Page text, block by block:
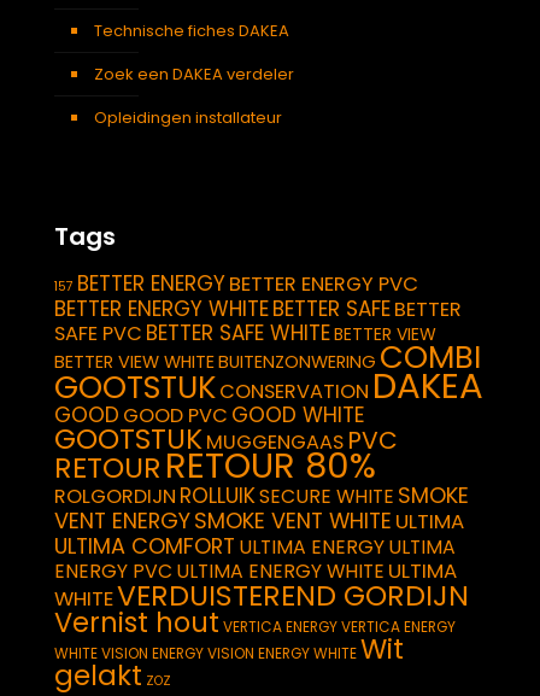
Technische fiches DAKEA
Zoek een DAKEA verdeler
Opleidingen installateur
Tags
157 BETTER ENERGYBETTER ENERGY PVC
BETTER ENERGY WHITEBETTER SAFEBETTER
SAFE PVC BETTER SAFE WHITEBETTER VIEW
BETTER VIEW WHITEBUITENZONWERING COMBI
GOOTSTUKCONSERVATION DAKEA
GOOD GOOD PVC GOOD WHITE
GOOTSTUKMUGGENGAAS PVC
RETOUR RETOUR 80%
ROLGORDIJN ROLLUIKSECURE WHITE SMOKE
VENT ENERGYSMOKE VENT WHITE ULTIMA
ULTIMA COMFORT ULTIMA ENERGYULTIMA
ENERGY PVC ULTIMA ENERGY WHITE ULTIMA
WHITEVERDUISTEREND GORDIJN
Vernist hout VERTICA ENERGYVERTICA ENERGY
WHITEVISION ENERGYVISION ENERGY WHITEWit
gelakt ZOZ